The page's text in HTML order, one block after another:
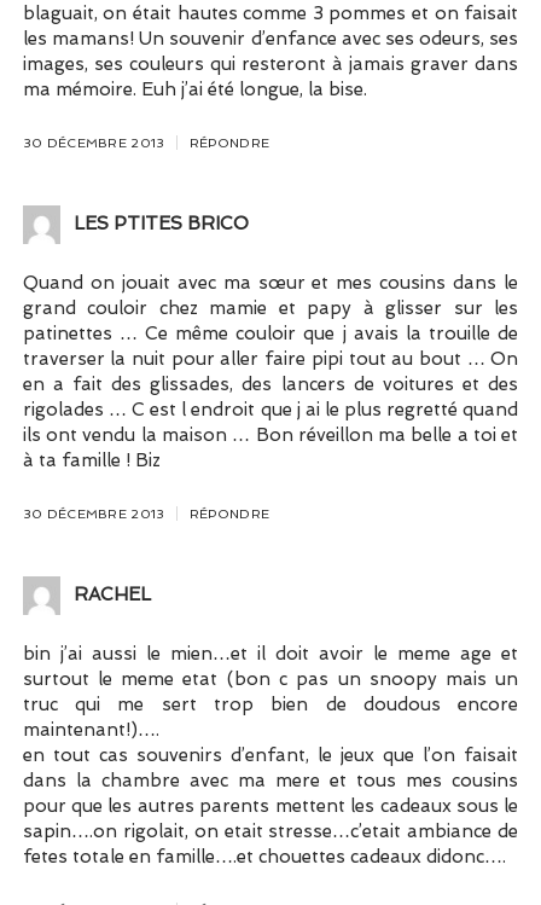
blaguait, on était hautes comme 3 pommes et on faisait
les mamans! Un souvenir d’enfance avec ses odeurs, ses
images, ses couleurs qui resteront à jamais graver dans
ma mémoire. Euh j’ai été longue, la bise.
30 DÉCEMBRE 2013 RÉPONDRE
LES PTITES BRICO
Quand on jouait avec ma sœur et mes cousins dans le
grand couloir chez mamie et papy à glisser sur les
patinettes … Ce même couloir que j avais la trouille de
traverser la nuit pour aller faire pipi tout au bout … On
en a fait des glissades, des lancers de voitures et des
rigolades … C est l endroit que j ai le plus regretté quand
ils ont vendu la maison … Bon réveillon ma belle a toi et
à ta famille ! Biz
30 DÉCEMBRE 2013 RÉPONDRE
RACHEL
bin j’ai aussi le mien…et il doit avoir le meme age et
surtout le meme etat (bon c pas un snoopy mais un
truc qui me sert trop bien de doudous encore
maintenant!)….
en tout cas souvenirs d’enfant, le jeux que l’on faisait
dans la chambre avec ma mere et tous mes cousins
pour que les autres parents mettent les cadeaux sous le
sapin….on rigolait, on etait stresse…c’etait ambiance de
fetes totale en famille….et chouettes cadeaux didonc….